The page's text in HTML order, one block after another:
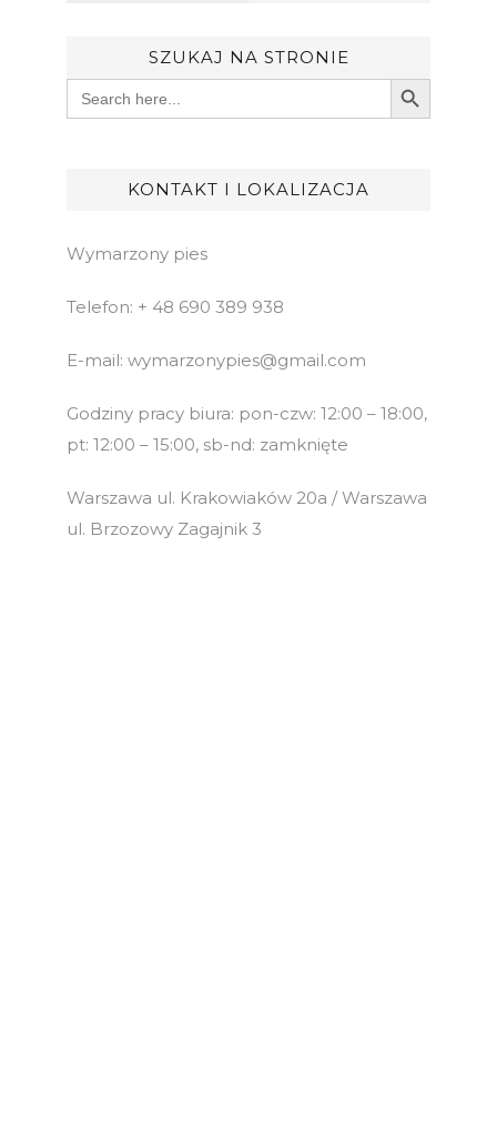
SZUKAJ NA STRONIE
Search
for:
Search Button
KONTAKT I LOKALIZACJA
Wymarzony pies
Telefon: + 48 690 389 938
E-mail: wymarzonypies@gmail.com
Godziny pracy biura: pon-czw: 12:00 – 18:00,
pt: 12:00 – 15:00, sb-nd: zamknięte
Warszawa ul. Krakowiaków 20a / Warszawa
ul. Brzozowy Zagajnik 3